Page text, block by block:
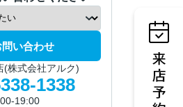
い合わせ
(株式会社アルク)
1338
19:00